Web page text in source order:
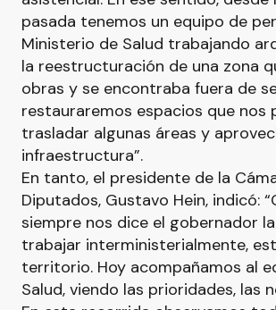
pasada tenemos un equipo de
Ministerio de Salud trabajando
la reestructuración de una zona
obras y se encontraba fuera de
restauraremos espacios que nos
trasladar algunas áreas y
infraestructura”.
En tanto, el presidente de la
Diputados, Gustavo Hein, indicó:
siempre nos dice el gobernador
trabajar interministerialmente,
territorio. Hoy acompañamos al
Salud, viendo las prioridades, las